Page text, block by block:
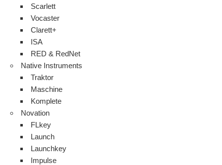
Scarlett
Vocaster
Clarett+
ISA
RED & RedNet
Native Instruments
Traktor
Maschine
Komplete
Novation
FLkey
Launch
Launchkey
Impulse